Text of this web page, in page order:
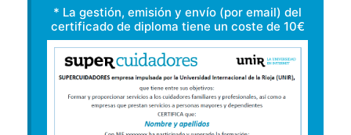
* La gestión, emisión y envío (por email) del
certificado de diploma tiene un coste de 10€